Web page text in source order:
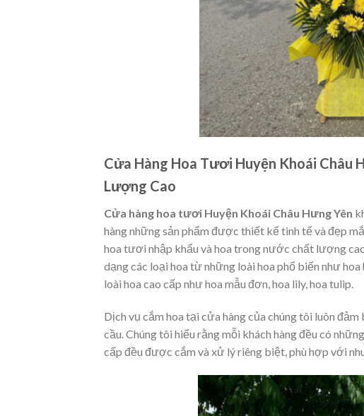
Cửa Hàng Hoa Tươi Huyện Khoái Châu
Lượng Cao
Cửa hàng hoa tươi Huyện Khoái Châu Hưng Yên
hàng những sản phẩm được thiết kế tinh tế và đẹp
hoa tươi nhập khẩu và hoa trong nước chất lượng
dạng các loại hoa từ những loài hoa phổ biến như
loài hoa cao cấp như hoa mẫu đơn, hoa lily, hoa tulip.
Dịch vụ cắm hoa tại cửa hàng của chúng tôi luôn
cầu. Chúng tôi hiểu rằng mỗi khách hàng đều có
cấp đều được cắm và xử lý riêng biệt, phù hợp với